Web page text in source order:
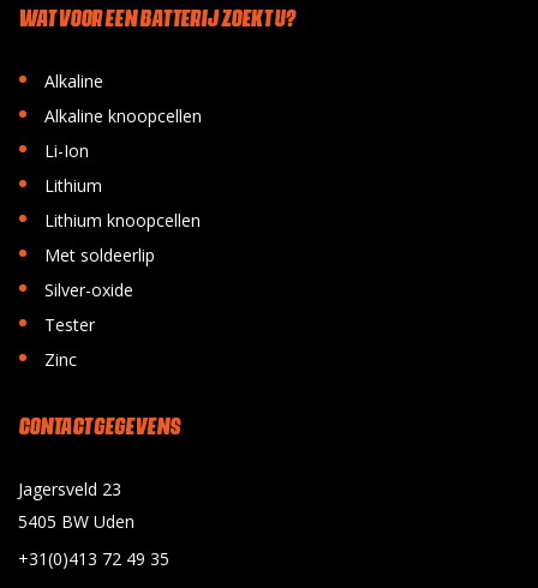
WAT VOOR EEN BATTERIJ ZOEKT U?
• Alkaline
• Alkaline knoopcellen
• Li-Ion
• Lithium
• Lithium knoopcellen
• Met soldeerlip
• Silver-oxide
• Tester
• Zinc
CONTACT GEGEVENS
Jagersveld 23
5405 BW Uden
+31(0)413 72 49 35